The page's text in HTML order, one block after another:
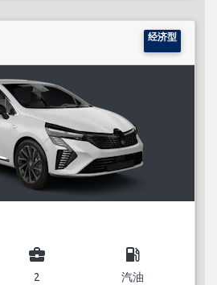
经济型
business_center
2
local_gas_station
汽油